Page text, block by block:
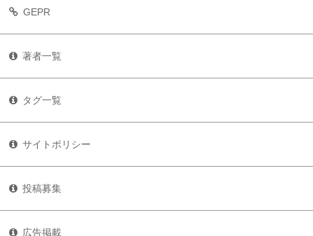
GEPR
著者一覧
タグ一覧
サイトポリシー
投稿募集
広告掲載